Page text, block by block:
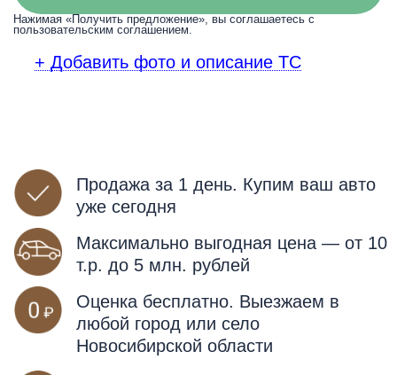
Нажимая «Получить предложение», вы соглашаетесь с
пользовательским соглашением.
+ Добавить фото и описание ТС
Продажа за 1 день. Купим ваш авто
уже сегодня
Максимально выгодная цена — от 10
т.р. до 5 млн. рублей
Оценка бесплатно. Выезжаем в
любой город или село
Новосибирской области